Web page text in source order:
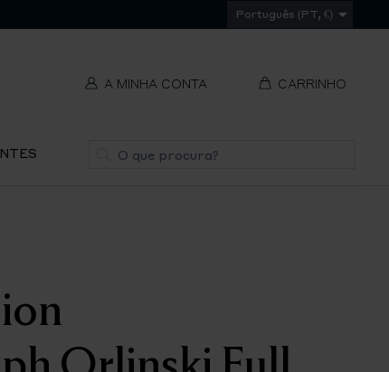
Português (PT, €)
A MINHA CONTA CARRINHO
Pesquisa